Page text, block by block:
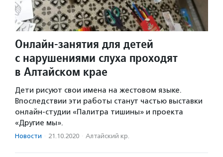
Онлайн-занятия для детей
с нарушениями слуха проходят
в Алтайском крае
Дети рисуют свои имена на жестовом языке.
Впоследствии эти работы станут частью выставки
онлайн-студии «Палитра тишины» и проекта
«Другие мы».
Новости · 21.10.2020 · Алтайский кр.